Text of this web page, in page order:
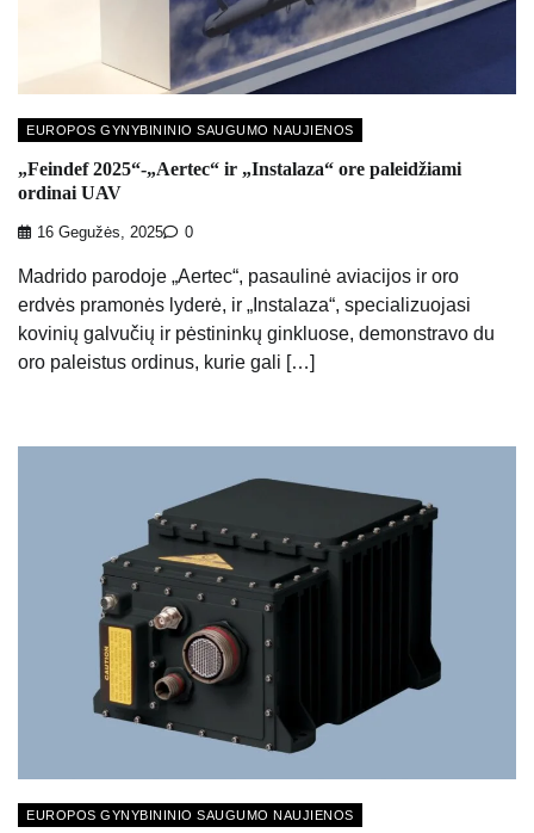
EUROPOS GYNYBININIO SAUGUMO NAUJIENOS
„Feindef 2025“-„Aertec“ ir „Instalaza“ ore paleidžiami
ordinai UAV
16 Gegužės, 2025 0
Madrido parodoje „Aertec“, pasaulinė aviacijos ir oro
erdvės pramonės lyderė, ir „Instalaza“, specializuojasi
kovinių galvučių ir pėstininkų ginkluose, demonstravo du
oro paleistus ordinus, kurie gali […]
EUROPOS GYNYBININIO SAUGUMO NAUJIENOS